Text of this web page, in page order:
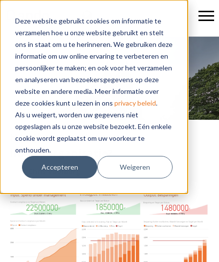
Deze website gebruikt cookies om informatie te
verzamelen hoe u onze website gebruikt en stelt
ons in staat om u te herinneren. We gebruiken deze
informatie om uw online ervaring te verbeteren en
persoonlijker te maken; en ook voor het verzamelen
en analyseren van bezoekersgegevens op deze
website en andere media. Meer informatie over
deze cookies kunt u lezen in ons privacy beleid.
Als u weigert, worden uw gegevens niet
opgeslagen als u onze website bezoekt. Eén enkele
cookie wordt geplaatst om uw voorkeur te
onthouden.
Accepteren Weigeren
Blogs
Hoe (be)stuurt u een
inkooporganisatie?
Door Chris Voorburg op 26-jul-2017 14:03:26